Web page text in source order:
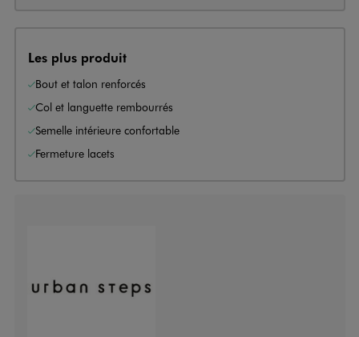
Les plus produit
Bout et talon renforcés
Col et languette rembourrés
Semelle intérieure confortable
Fermeture lacets